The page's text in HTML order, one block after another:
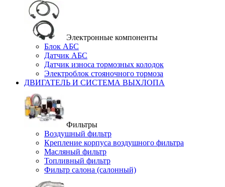
Электронные компоненты
Блок АБС
Датчик АБС
Датчик износа тормозных колодок
Электроблок стояночного тормоза
ДВИГАТЕЛЬ И СИСТЕМА ВЫХЛОПА
Фильтры
Воздушный фильтр
Крепление корпуса воздушного фильтра
Масляный фильтр
Топливный фильтр
Фильтр салона (салонный)